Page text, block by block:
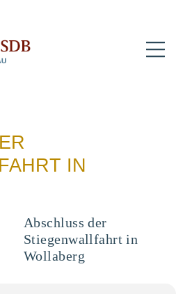
IN
Abschluss der
Stiegenwallfahrt in
Wollaberg